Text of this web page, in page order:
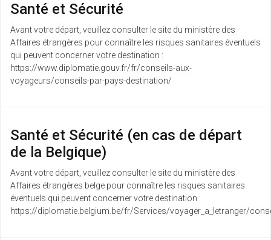
Santé et Sécurité
Avant votre départ, veuillez consulter le site du ministère des
Affaires étrangères pour connaître les risques sanitaires éventuels
qui peuvent concerner votre destination :
https://www.diplomatie.gouv.fr/fr/conseils-aux-
voyageurs/conseils-par-pays-destination/
Santé et Sécurité (en cas de départ
de la Belgique)
Avant votre départ, veuillez consulter le site du ministère des
Affaires étrangères belge pour connaître les risques sanitaires
éventuels qui peuvent concerner votre destination :
https://diplomatie.belgium.be/fr/Services/voyager_a_letranger/